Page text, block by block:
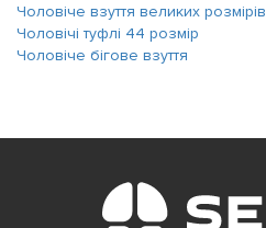
Чоловіче взуття великих розмірів
Чоловічі туфлі 44 розмір
Чоловіче бігове взуття